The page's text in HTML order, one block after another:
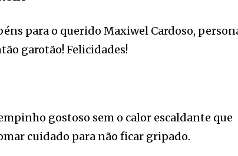
para o querido Maxiwel Cardoso,
garotão! Felicidades!
gostoso sem o calor escaldante que
cuidado para não ficar gripado.